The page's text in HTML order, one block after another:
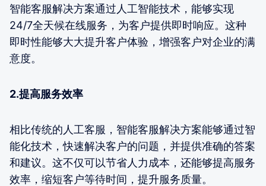
智能客服解决方案通过人工智能技术，能够实现
24/7全天候在线服务，为客户提供即时响应。这种
即时性能够大大提升客户体验，增强客户对企业的满
意度。
2.提高服务效率
相比传统的人工客服，智能客服解决方案能够通过智
能化技术，快速解决客户的问题，并提供准确的答案
和建议。这不仅可以节省人力成本，还能够提高服务
效率，缩短客户等待时间，提升服务质量。